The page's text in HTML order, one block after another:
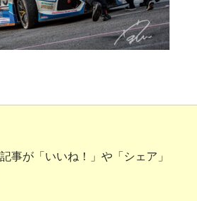
事が「いいね！」や「シェア」